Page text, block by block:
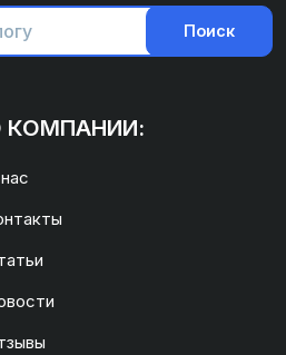
Поиск
КОМПАНИИ: